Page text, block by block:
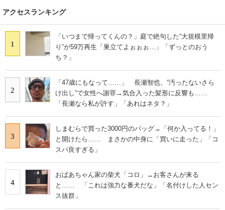
アクセスランキング
1
「いつまで帰ってくんの？」庭で絶句した“大規模里帰
り”が59万再生「巣立てよぉぉぉ…」「ずっとのおう
ち？」
2
「47歳にもなって……」 長瀬智也、“汚ったないさら
け出し”で女性へ謝罪→気合入った髪形に反響も……
「長瀬なら私が許す」「あれはネタ？」
3
しまむらで買った3000円のバッグ→「何か入ってる！」
と開けたら…… まさかの中身に「買いに走った」「コ
スパ良すぎる」
4
おばあちゃん家の柴犬「コロ」→お客さんが来る
と…… 「これは強力な番犬だな」「名付けした人セン
ス抜群」